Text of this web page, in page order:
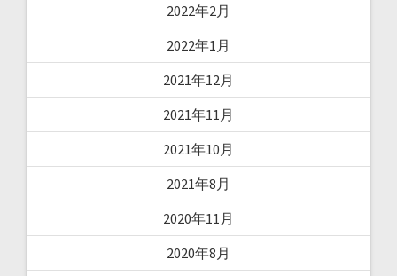
2022年2月
2022年1月
2021年12月
2021年11月
2021年10月
2021年8月
2020年11月
2020年8月